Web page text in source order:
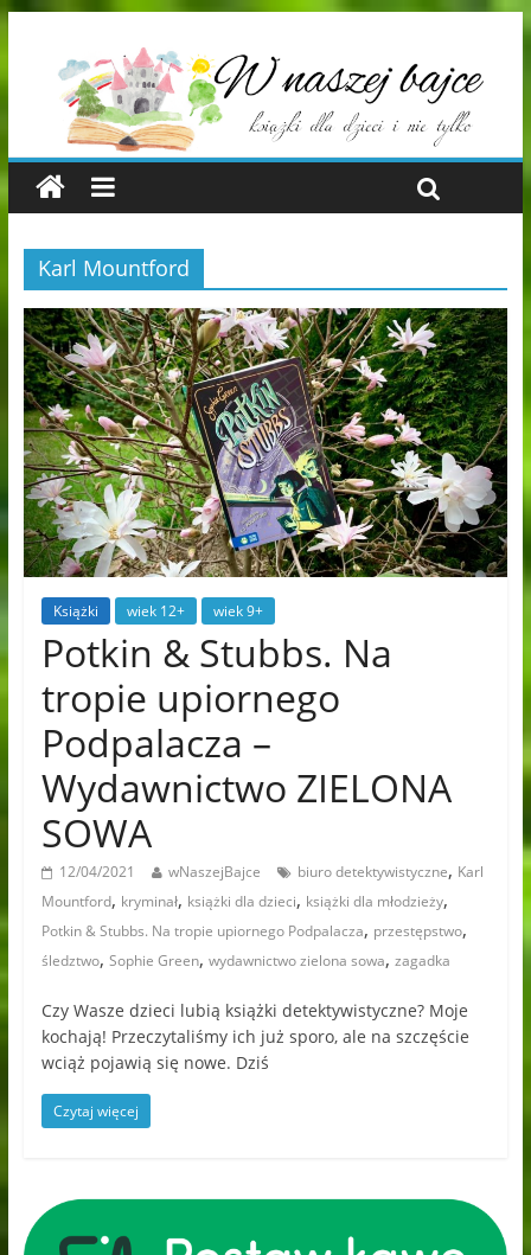
Karl Mountford
Książki wiek 12+ wiek 9+
Potkin & Stubbs. Na
tropie upiornego
Podpalacza –
Wydawnictwo ZIELONA
SOWA
12/04/2021 wNaszejBajce biuro detektywistyczne, Karl
Mountford, kryminał, książki dla dzieci, książki dla młodzieży,
Potkin & Stubbs. Na tropie upiornego Podpalacza, przestępstwo,
śledztwo, Sophie Green, wydawnictwo zielona sowa, zagadka
Czy Wasze dzieci lubią książki detektywistyczne? Moje
kochają! Przeczytaliśmy ich już sporo, ale na szczęście
wciąż pojawią się nowe. Dziś
Czytaj więcej